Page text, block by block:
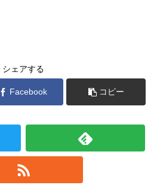
シェアする
Facebook コピー